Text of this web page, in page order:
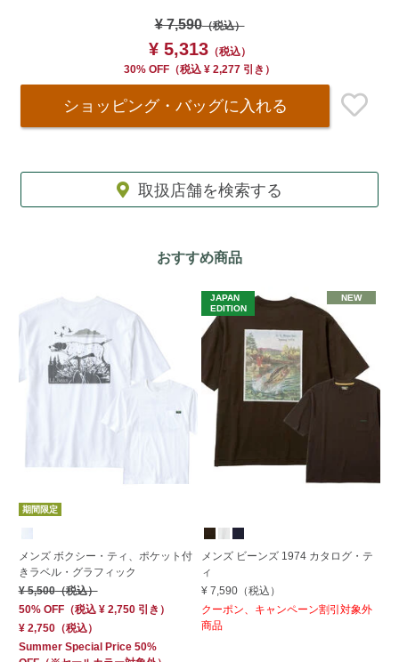
¥ 7,590（税込）
¥ 5,313（税込）
30% OFF （税込 ¥ 2,277 引き）
ショッピング・バッグに入れる
取扱店舗を検索する
おすすめ商品
期間限定
メンズ ボクシー・ティ、ポケット付
きラベル・グラフィック
¥ 5,500（税込）
50% OFF（税込 ¥ 2,750引き）
¥ 2,750（税込）
Summer Special Price 50%
JAPAN
EDITION
NEW
メンズ ビーンズ 1974 カタログ・テ
ィ
¥ 7,590 （税込）
クーポン、キャンペーン割引対象外
商品